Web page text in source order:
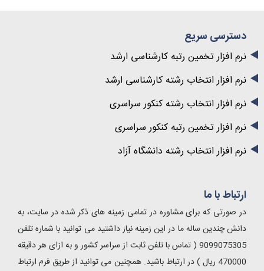
دسترسی سریع
نرم افزار تخمین رتبه کارشناسی ارشد
نرم افزار انتخاب رشته کارشناسی ارشد
نرم افزار انتخاب رشته کنکور سراسری
نرم افزار تخمین رتبه کنکور سراسری
نرم افزار انتخاب رشته دانشگاه آزاد
ارتباط با ما
در صورتی که برای مشاوره در تمامی زمینه های ذکر شده در سایت، به
دانش چندین ساله ما در این زمینه نیاز داشتید می توانید با شماره تلفن
9099075305 ( تماس با تلفن ثابت از سراسر کشور و به ازای هر دقیقه
470000 ریال ) در ارتباط باشید. همچنین می توانید از طریق فرم ارتباط